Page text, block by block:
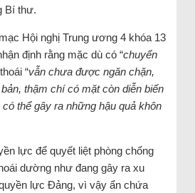
Bí thư.
Hội nghị Trung ương 4 khóa 13
định rằng mặc dù có “chuyển
“vẫn chưa được ngăn chặn,
thậm chí có mặt còn diễn biến
thể gây ra những hậu quả khôn
lực để quyết liệt phòng chống
dường như đang gây ra xu
lực Đảng, vì vậy ẩn chứa